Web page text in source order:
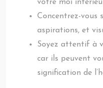
votre moi
Concentrez-vous
aspirations, et
Soyez attentif à
car ils peuvent
signification de